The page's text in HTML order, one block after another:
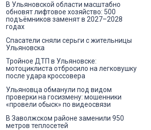
В Ульяновской области масштабно
обновят лифтовое хозяйство: 500
подъёмников заменят в 2027–2028
годах
Спасатели сняли серьги с жительницы
Ульяновска
Тройное ДТП в Ульяновске:
мотоциклиста отбросило на легковушку
после удара кроссовера
Ульяновца обманули под видом
проверки на госизмену: мошенники
«провели обыск» по видеосвязи
В Заволжском районе заменили 950
метров теплосетей